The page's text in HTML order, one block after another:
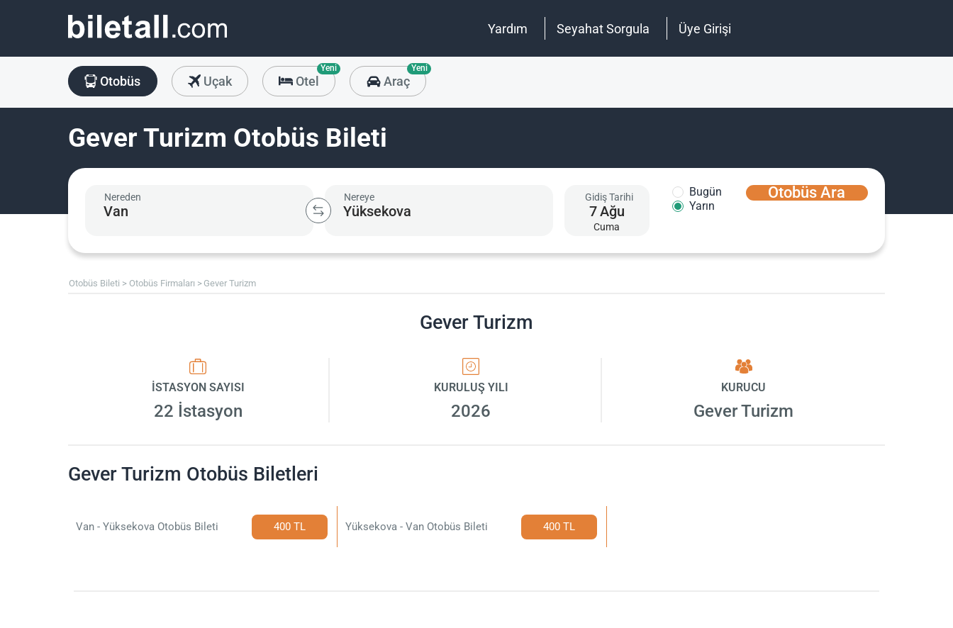
Yardım Seyahat Sorgula Üye Girişi
Otobüs Uçak Otel
Yeni
Araç
Yeni
Gever Turizm Otobüs Bileti
Nereden Nereye Gidiş Tarihi
7Ağu
Cuma
Bugün
Yarın
Otobüs Ara
Otobüs Bileti Otobüs Firmaları Gever Turizm
Gever Turizm
İSTASYON SAYISI
22 İstasyon
KURULUŞ YILI
2026
KURUCU
Gever Turizm
Gever Turizm Otobüs Biletleri
Van - Yüksekova Otobüs Bileti 400 TL Yüksekova - Van Otobüs Bileti 400 TL